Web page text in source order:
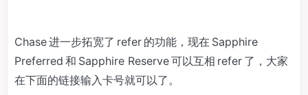
Chase 进一步拓宽了 refer 的功能，现在 Sapphire
Preferred 和 Sapphire Reserve 可以互相 refer 了，大家
在下面的链接输入卡号就可以了。